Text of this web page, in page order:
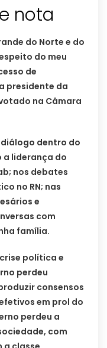
nota
do Norte e do
do meu
de
presidente da
na Câmara
dentro do
a liderança do
nos debates
no RN; nas
e
com
família.
política e
perdeu
consensos
em prol do
perdeu a
com